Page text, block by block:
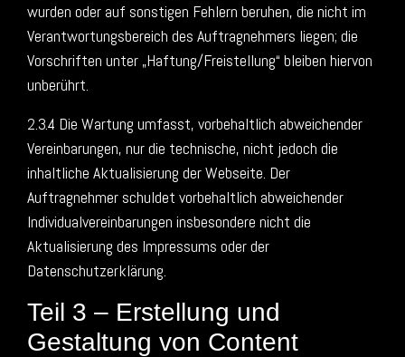
wurden oder auf sonstigen Fehlern beruhen, die nicht im
Verantwortungsbereich des Auftragnehmers liegen; die
Vorschriften unter „Haftung/Freistellung“ bleiben hiervon
unberührt.
2.3.4 Die Wartung umfasst, vorbehaltlich abweichender
Vereinbarungen, nur die technische, nicht jedoch die
inhaltliche Aktualisierung der Webseite. Der
Auftragnehmer schuldet vorbehaltlich abweichender
Individualvereinbarungen insbesondere nicht die
Aktualisierung des Impressums oder der
Datenschutzerklärung.
Teil 3 – Erstellung und
Gestaltung von Content